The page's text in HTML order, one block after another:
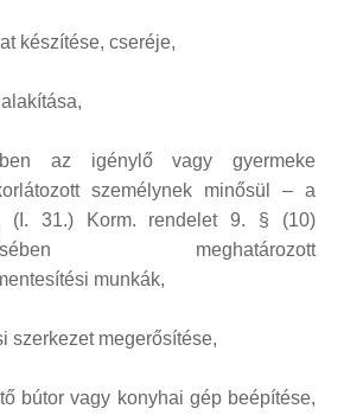
készítése, cseréje,
az igénylő vagy gyermeke
személynek minősül – a
(I. 31.) Korm. rendelet 9. § (10)
meghatározott
munkák,
szerkezet megerősítése,
bútor vagy konyhai gép beépítése,